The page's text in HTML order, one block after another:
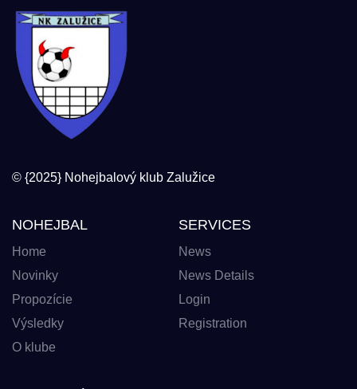
© {2025} Nohejbalový klub Zalužice
NOHEJBAL
Home
Novinky
Propozície
Výsledky
O klube
SERVICES
News
News Details
Login
Registration